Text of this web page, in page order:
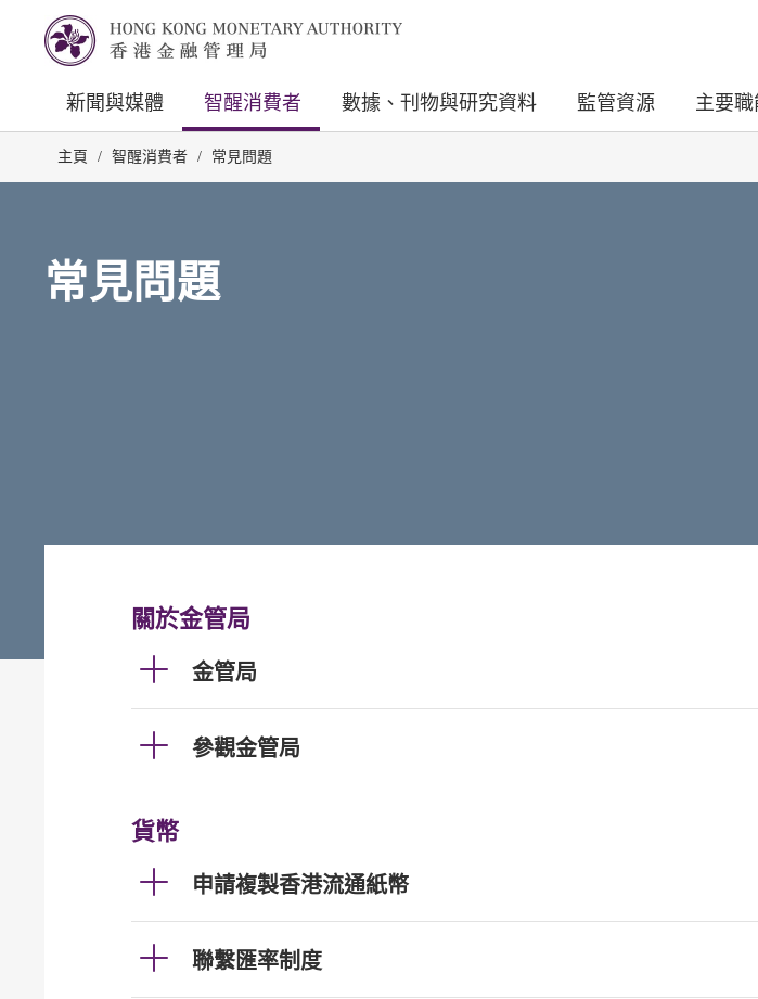
新聞與媒體 智醒消費者 數據、刊物與研究資料 監管資源 主要職
主頁 / 智醒消費者 / 常見問題
常見問題
關於金管局
金管局
參觀金管局
貨幣
申請複製香港流通紙幣
聯繫匯率制度